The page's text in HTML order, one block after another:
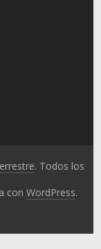
. Todos los
conWordPress.